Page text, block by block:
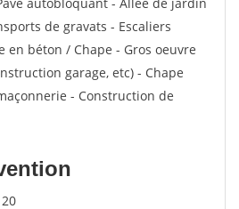
de gravats - Escaliers
en béton / Chape - Gros oeuvre
garage, etc) - Chape
- Construction de